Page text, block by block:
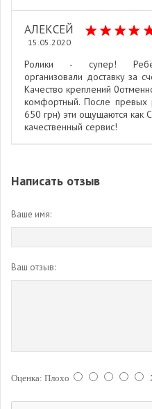
АЛЕКСЕЙ
15.05.2020
Ролики - супер!
организовали доставку за
Качество креплений
комфортный. После превых
650 грн) эти ощущаются как
качественный сервис!
Написать отзыв
Ваше имя:
Ваш отзыв:
Оценка: Плохо